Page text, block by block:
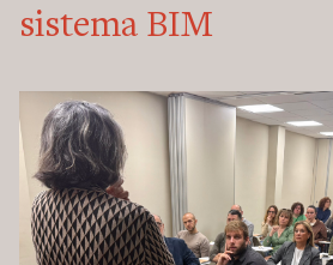
sistema BIM